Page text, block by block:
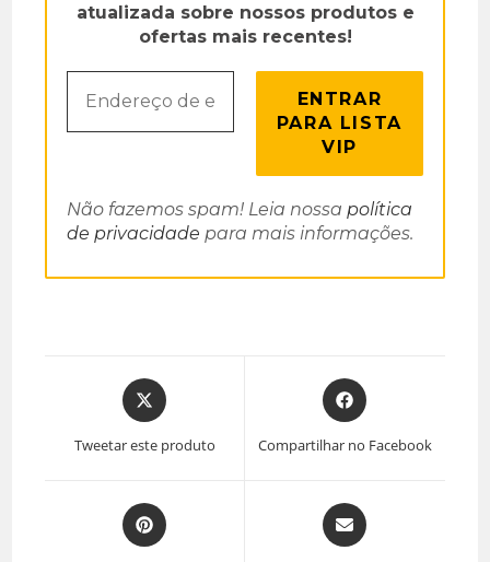
atualizada sobre nossos produtos e
ofertas mais recentes!
Não fazemos spam! Leia nossa política
de privacidade para mais informações.
Tweetar este produto Compartilhar no Facebook